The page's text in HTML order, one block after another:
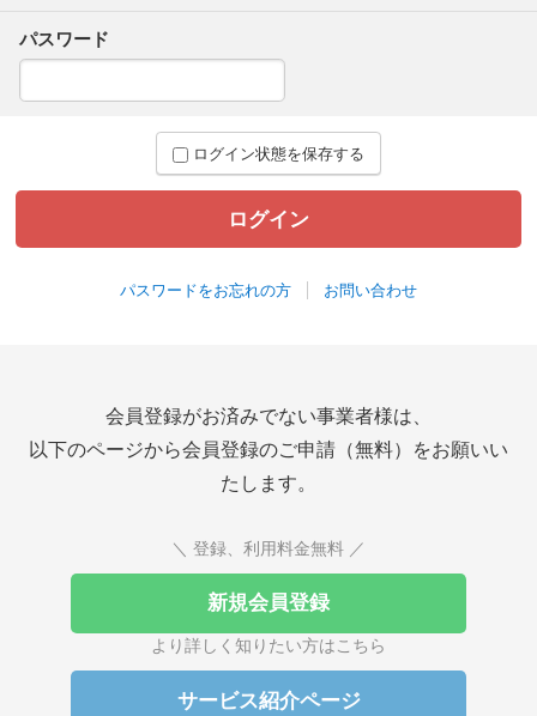
パスワード
ログイン状態を保存する
パスワードをお忘れの方 お問い合わせ
会員登録がお済みでない事業者様は、
以下のページから会員登録のご申請（無料）をお願いい
たします。
＼ 登録、利用料金無料 ／
新規会員登録
より詳しく知りたい方はこちら
サービス紹介ページ